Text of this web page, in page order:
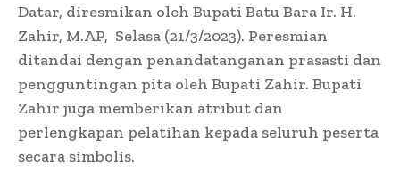
Datar, diresmikan oleh Bupati Batu Bara Ir. H.
Zahir, M.AP, Selasa (21/3/2023). Peresmian
ditandai dengan penandatanganan prasasti dan
pengguntingan pita oleh Bupati Zahir. Bupati
Zahir juga memberikan atribut dan
perlengkapan pelatihan kepada seluruh peserta
secara simbolis.